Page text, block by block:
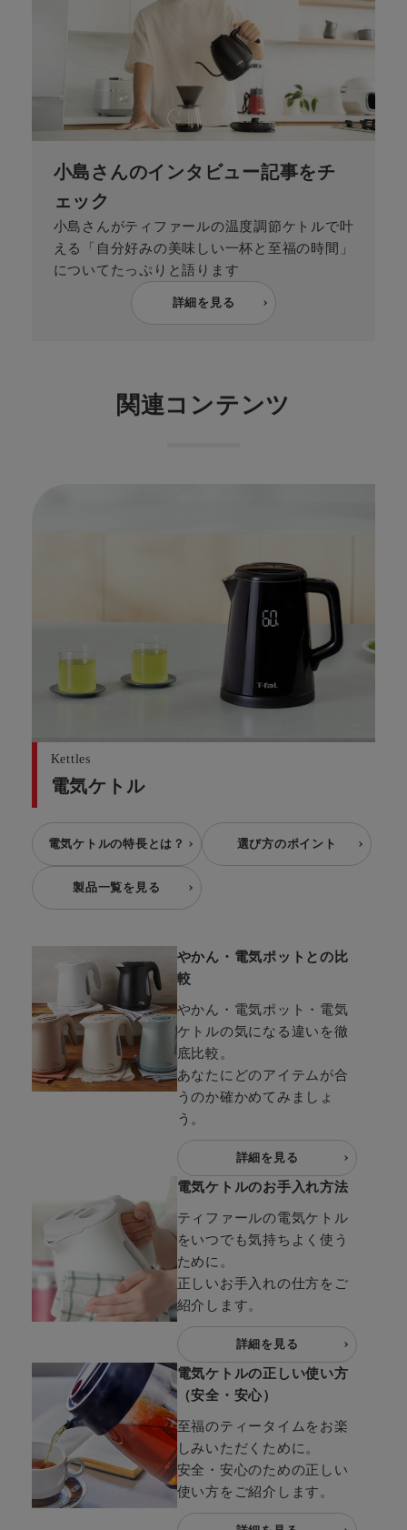
小島さんのインタビュー記事をチ
ェック
小島さんがティファールの温度調節ケトルで叶
える「自分好みの美味しい一杯と至福の時間」
についてたっぷりと語ります
詳細を見る
関連コンテンツ
Kettles
電気ケトル
電気ケトルの特長とは？ 選び方のポイント
製品一覧を見る
やかん・電気ポットとの比
較
やかん・電気ポット・電気
ケトルの気になる違いを徹
底比較。
あなたにどのアイテムが合
うのか確かめてみましょ
う。
詳細を見る
電気ケトルのお手入れ方法
ティファールの電気ケトル
をいつでも気持ちよく使う
ために。
正しいお手入れの仕方をご
紹介します。
詳細を見る
電気ケトルの正しい使い方
（安全・安心）
至福のティータイムをお楽
しみいただくために。
安全・安心のための正しい
使い方をご紹介します。